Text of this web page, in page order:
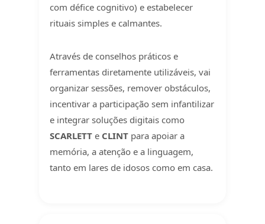
com défice cognitivo) e estabelecer
rituais simples e calmantes.
Através de conselhos práticos e
ferramentas diretamente utilizáveis, vai
organizar sessões, remover obstáculos,
incentivar a participação sem infantilizar
e integrar soluções digitais como
SCARLETT e CLINT para apoiar a
memória, a atenção e a linguagem,
tanto em lares de idosos como em casa.